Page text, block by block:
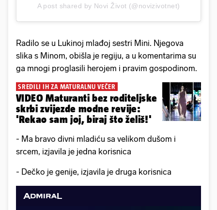
A post shared by Novi Život (@novizivotnet)
Radilo se u Lukinoj mlađoj sestri Mini. Njegova
slika s Minom, obišla je regiju, a u komentarima su
ga mnogi proglasili herojem i pravim gospodinom.
SREDILI IH ZA MATURALNU VEČER
VIDEO Maturanti bez roditeljske
skrbi zvijezde modne revije:
'Rekao sam joj, biraj što želiš!'
- Ma bravo divni mladiću sa velikom dušom i
srcem, izjavila je jedna korisnica
- Dečko je genije, izjavila je druga korisnica